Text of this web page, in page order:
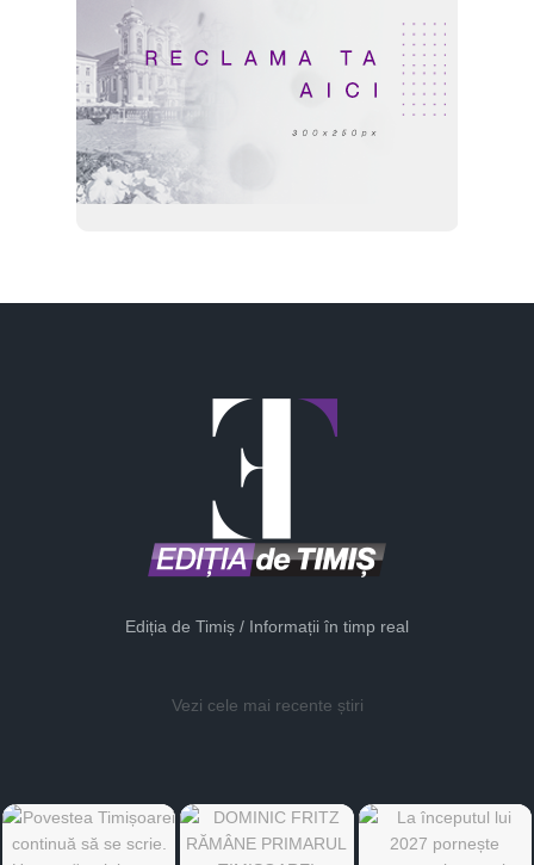
Ediția de Timiș / Informații în timp real
Vezi cele mai recente știri